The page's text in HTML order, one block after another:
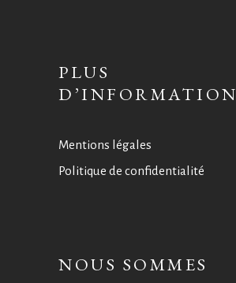
PLUS
D’INFORMATION
Mentions légales
Politique de confidentialité
NOUS SOMMES